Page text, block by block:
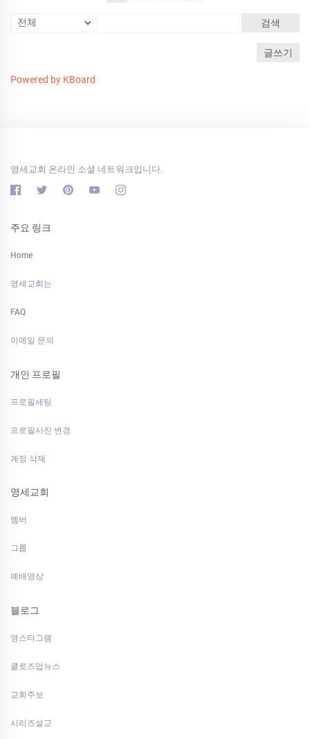
검색
글쓰기
Powered by KBoard
영세교회 온라인 소셜 네트워크입니다.
주요 링크
Home
영세교회는
FAQ
이메일 문의
개인 프로필
프로필세팅
프로필사진 변경
계정 삭제
영세교회
멤버
그룹
예배영상
블로그
영스타그램
클로즈업뉴스
교회주보
시리즈설교